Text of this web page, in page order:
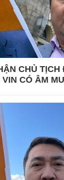
CHỦ TỊCH
CÓ ÂM